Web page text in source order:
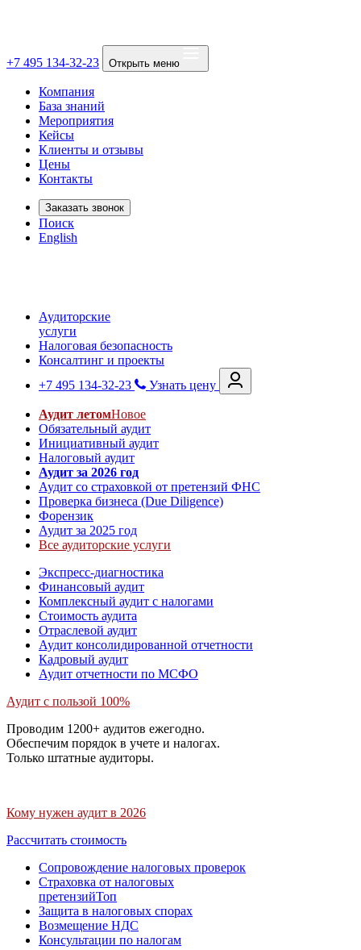
+7 495 134-32-23 Открыть меню
Компания
База знаний
Мероприятия
Кейсы
Клиенты и отзывы
Цены
Контакты
Заказать звонок
Поиск
English
Аудиторские
услуги
Налоговая безопасность
Консалтинг и проекты
+7 495 134-32-23
Узнать цену
Аудит летомНовое
Обязательный аудит
Инициативный аудит
Налоговый аудит
Аудит за 2026 год
Аудит со страховкой от претензий ФНС
Проверка бизнеса (Due Diligence)
Форензик
Аудит за 2025 год
Все аудиторские услуги
Экспресс-диагностика
Финансовый аудит
Комплексный аудит с налогами
Стоимость аудита
Отраслевой аудит
Аудит консолидированной отчетности
Кадровый аудит
Аудит отчетности по МСФО
Аудит с пользой 100%
Проводим 1200+ аудитов ежегодно.
Обеспечим порядок в учете и налогах.
Только штатные аудиторы.
Кому нужен аудит в 2026
Рассчитать стоимость
Сопровождение налоговых проверок
Страховка от налоговых
претензийТоп
Защита в налоговых спорах
Возмещение НДС
Консультации по налогам